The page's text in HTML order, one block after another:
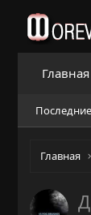
Главная
Главная